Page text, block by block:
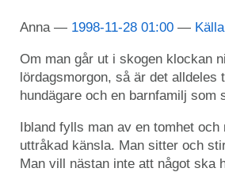
Anna 1998-11-28 01:00 Källa
Om man går ut i skogen klockan
lördagsmorgon, så är det alldeles
hundägare och en barnfamilj som
Ibland fylls man av en tomhet och
uttråkad känsla. Man sitter och
Man vill nästan inte att något ska